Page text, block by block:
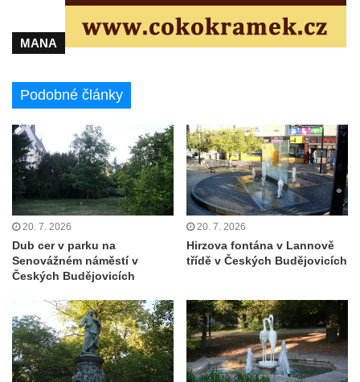
Kašna Florida v parku v Lípové ulici v
Teplicích
Fontány Beethoven (Ledvinky) v Teplicích
Děčíně
Kašna na náměstí v Chlumci
Malá kašna v aleji u kulturního domu na 2.
náměstí v Mostě
Fontána s růží u Městského divadla v Mostě
Fontána u křižovatky třídy Budovatelů a
Radniční v Mostě
Fontána u základní umělecké školy
Floriána Leopolda Gassmanna v Mostě
Fontána na náměstí ČSA v Terezíně
Fontána na Václavském náměstí v
MANA
Podobné články
20. 7. 2026
Dub cer v parku na
Senovážném náměstí v
Českých Budějovicích
20. 7. 2026
Hirzova fontána v Lannově
třídě v Českých Budějovicích